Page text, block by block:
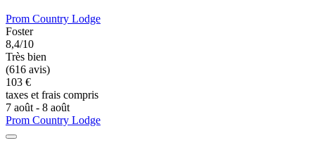
Prom Country Lodge
Foster
8,4/10
Très bien
(616 avis)
103 €
taxes et frais compris
7 août - 8 août
Prom Country Lodge